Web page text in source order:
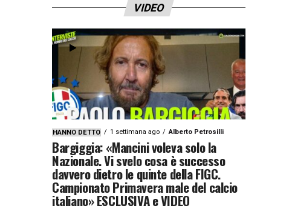
VIDEO
HANNO DETTO 1 settimana ago Alberto Petrosilli
Bargiggia: «Mancini voleva solo la
Nazionale. Vi svelo cosa è successo
davvero dietro le quinte della FIGC.
Campionato Primavera male del calcio
italiano» ESCLUSIVA e VIDEO